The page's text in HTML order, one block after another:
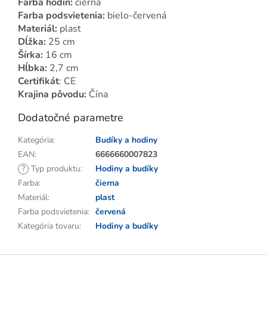
Farba podsvietenia: bielo-červená
Materiál: plast
Dĺžka: 25 cm
Šírka: 16 cm
Hĺbka: 2,7 cm
Certifikát: CE
Krajina pôvodu: Čína
Dodatočné parametre
Kategória:
Budíky a hodiny
EAN:
6666660007823
? Typ produktu:
Hodiny a budíky
Farba:
čierna
Materiál:
plast
Farba podsvietenia: červená
Kategória tovaru: Hodiny a budíky
Z